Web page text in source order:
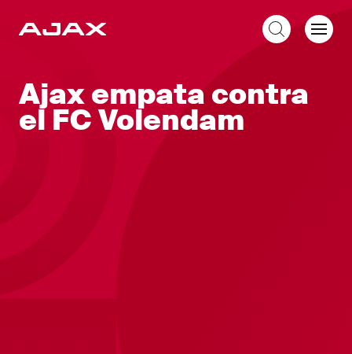
Ajax empata contra
el FC Volendam